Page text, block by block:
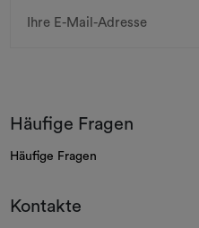
Mail-
Häufige Fragen
Häufige Fragen
Kontakte